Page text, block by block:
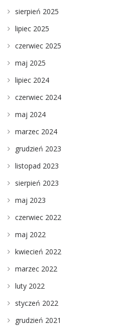
sierpień 2025
lipiec 2025
czerwiec 2025
maj 2025
lipiec 2024
czerwiec 2024
maj 2024
marzec 2024
grudzień 2023
listopad 2023
sierpień 2023
maj 2023
czerwiec 2022
maj 2022
kwiecień 2022
marzec 2022
luty 2022
styczeń 2022
grudzień 2021